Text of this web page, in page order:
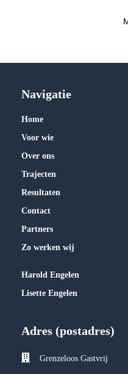
Navigatie
Home
Voor wie
Over ons
Trajecten
Resultaten
Contact
Partners
Zo werken wij
Harold Engelen
Lisette Engelen
Adres (postadres)
Grenzeloos Gastvrij